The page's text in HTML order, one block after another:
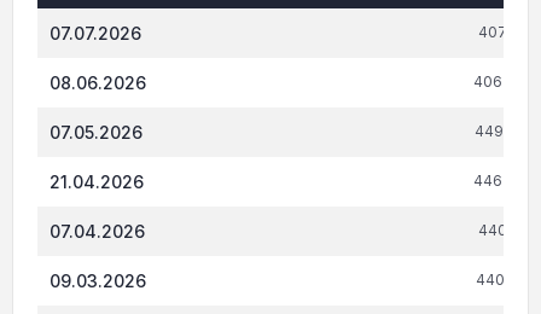
07.07.2026 407
08.06.2026 406
07.05.2026 449
21.04.2026 446
07.04.2026 440
09.03.2026 440